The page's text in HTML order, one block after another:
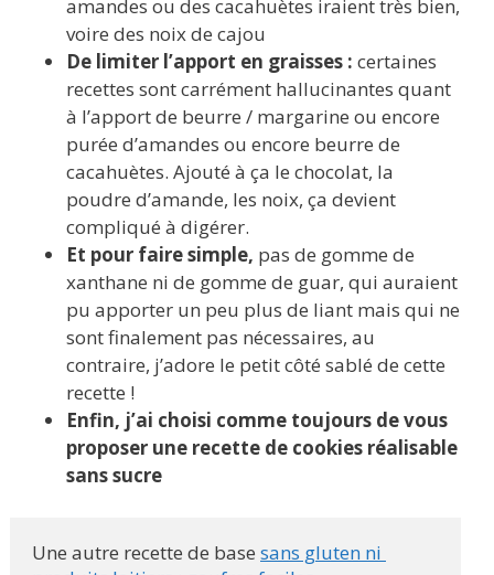
amandes ou des cacahuètes iraient très bien,
voire des noix de cajou
De limiter l’apport en graisses : certaines
recettes sont carrément hallucinantes quant
à l’apport de beurre / margarine ou encore
purée d’amandes ou encore beurre de
cacahuètes. Ajouté à ça le chocolat, la
poudre d’amande, les noix, ça devient
compliqué à digérer.
Et pour faire simple, pas de gomme de
xanthane ni de gomme de guar, qui auraient
pu apporter un peu plus de liant mais qui ne
sont finalement pas nécessaires, au
contraire, j’adore le petit côté sablé de cette
recette !
Enfin, j’ai choisi comme toujours de vous
proposer une recette de cookies réalisable
sans sucre
Une autre recette de base sans gluten ni